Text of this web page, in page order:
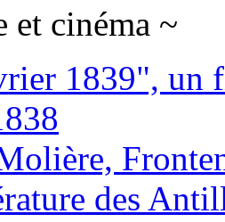
et cinéma ~
1839", un
des